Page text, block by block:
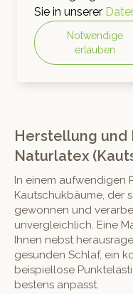
1
Herstellung und
Naturlatex
In einem aufwendigen
Kautschukbäume, der
gewonnen und
unvergleichlich. Eine
Ihnen nebst
gesunden Schlaf, ein
beispiellose
bestens anpasst.
Sie in unserer
Notwendige
erlauben